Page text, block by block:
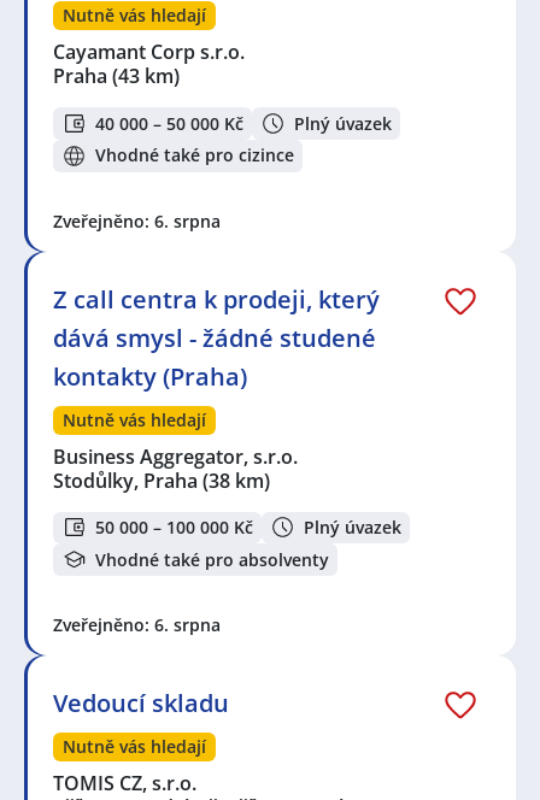
Nutně vás hledají
Cayamant Corp s.r.o.
Praha (43 km)
40 000 – 50 000 Kč
Plný úvazek
Vhodné také pro cizince
Zveřejněno: 6. srpna
Z call centra k prodeji, který
dává smysl - žádné studené
kontakty (Praha)
Nutně vás hledají
Business Aggregator, s.r.o.
Stodůlky, Praha (38 km)
50 000 – 100 000 Kč
Plný úvazek
Vhodné také pro absolventy
Zveřejněno: 6. srpna
Vedoucí skladu
Nutně vás hledají
TOMIS CZ, s.r.o.